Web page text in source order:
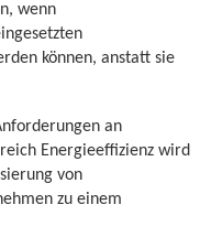
wenn
können, anstatt sie
an
Energieeffizienz wird
von
zu einem